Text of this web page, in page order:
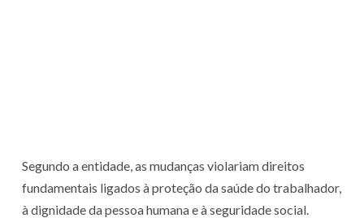
Segundo a entidade, as mudanças violariam direitos
fundamentais ligados à proteção da saúde do trabalhador,
à dignidade da pessoa humana e à seguridade social.